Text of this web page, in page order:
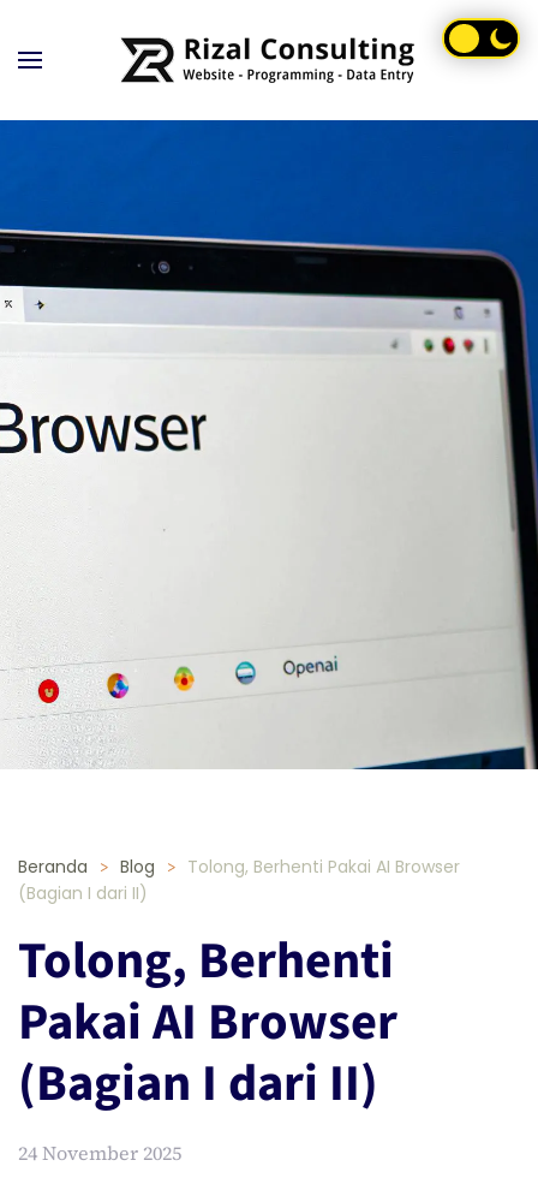
Skip to main content
Beranda Blog
Tolong, Berhenti Pakai AI Browser
(Bagian I dari II)
Tolong, Berhenti
Pakai AI Browser
(Bagian I dari II)
24 November 2025